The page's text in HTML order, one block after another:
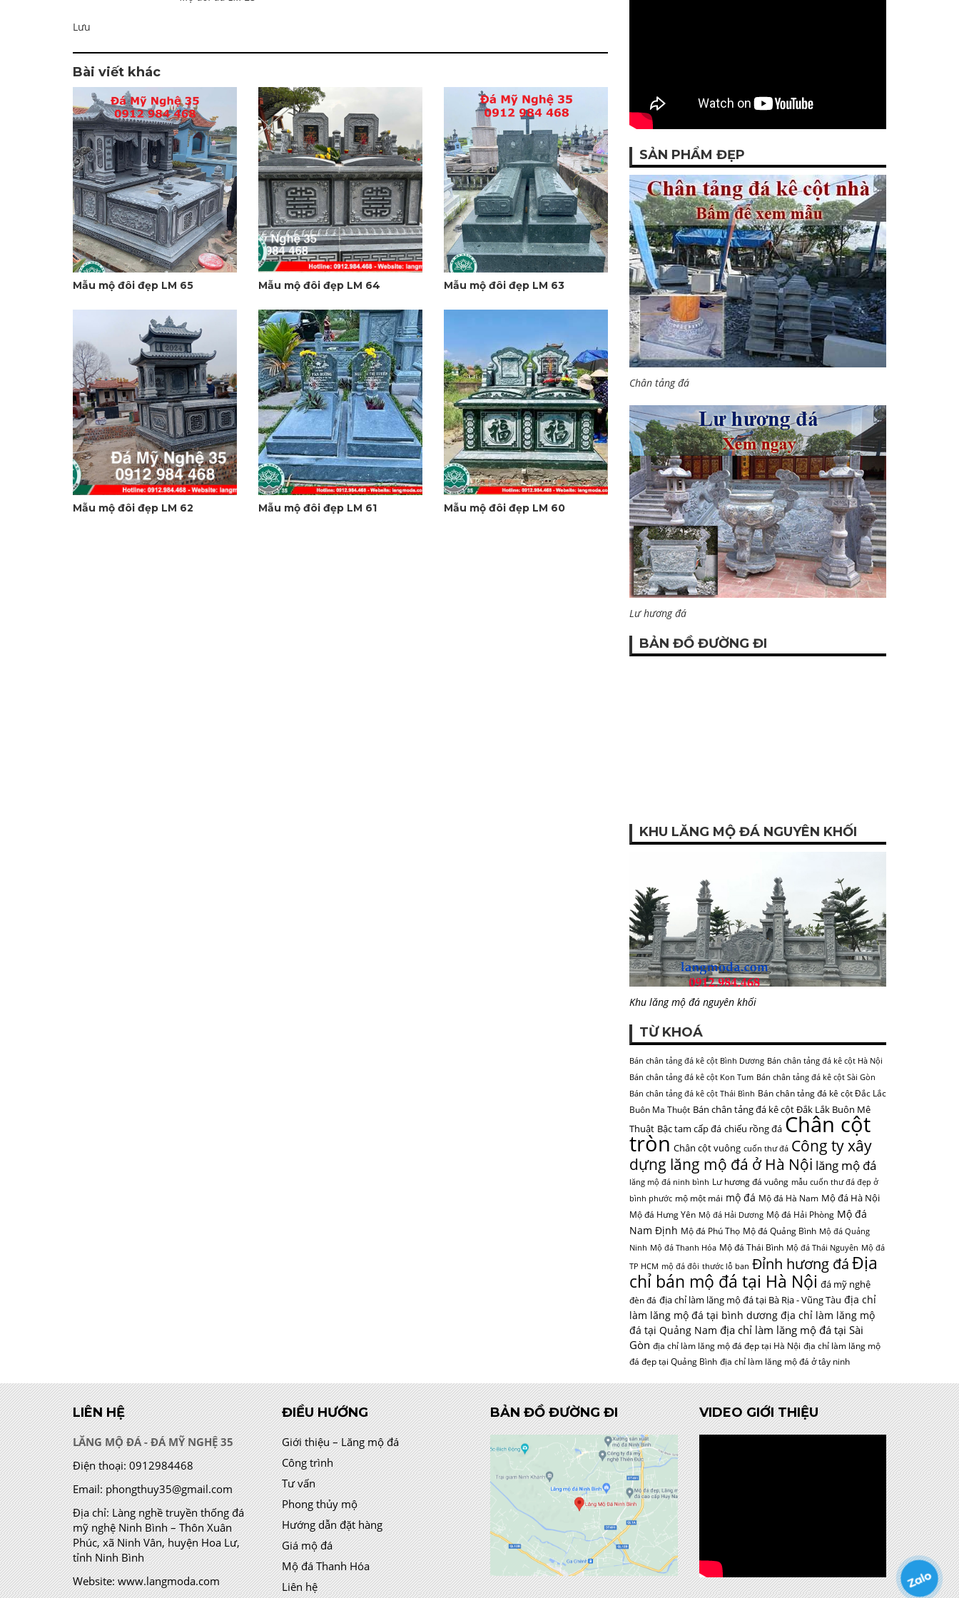
Lưu
Bài viết khác
Mẫu mộ đôi đẹp LM 65 Mẫu mộ đôi đẹp LM 64 Mẫu mộ đôi đẹp LM 63
Mẫu mộ đôi đẹp LM 62 Mẫu mộ đôi đẹp LM 61 Mẫu mộ đôi đẹp LM 60
SẢN PHẨM ĐẸP
Chân tảng đá
Lư hương đá
BẢN ĐỒ ĐƯỜNG ĐI
KHU LĂNG MỘ ĐÁ NGUYÊN KHỐI
Khu lăng mộ đá nguyên khối
TỪ KHOÁ
Bán chân tảng đá kê cột Bình Dương Bán chân tảng đá kê cột Hà Nội
Bán chân tảng đá kê cột Kon Tum Bán chân tảng đá kê cột Sài Gòn
Bán chân tảng đá kê cột Thái Bình Bán chân tảng đá kê cột Đắc Lắc
Buôn Ma Thuột Bán chân tảng đá kê cột Đắk Lắk Buôn Mê
Thuật Bậc tam cấp đá chiếu rồng đá Chân cột
tròn Chân cột vuông cuốn thư đá Công ty xây
dựng lăng mộ đá ở Hà Nội lăng mộ đá
lăng mộ đá ninh bình Lư hương đá vuông mẫu cuốn thư đá đẹp ở
bình phước mộ một mái mộ đá Mộ đá Hà Nam Mộ đá Hà Nội
Mộ đá Hưng Yên Mộ đá Hải Dương Mộ đá Hải Phòng Mộ đá
Nam Định Mộ đá Phú Thọ Mộ đá Quảng Bình Mộ đá Quảng
Ninh Mộ đá Thanh Hóa Mộ đá Thái Bình Mộ đá Thái Nguyên Mộ đá
TP HCM mộ đá đôi thước lỗ ban Đỉnh hương đáĐịa
chỉ bán mộ đá tại Hà Nội đá mỹ nghệ
đèn đá địa chỉ làm lăng mộ đá tại Bà Rịa - Vũng Tàu địa chỉ
làm lăng mộ đá tại bình dương địa chỉ làm lăng mộ
đá tại Quảng Nam địa chỉ làm lăng mộ đá tại Sài
Gòn địa chỉ làm lăng mộ đá đẹp tại Hà Nội địa chỉ làm lăng mộ
đá đẹp tại Quảng Bình địa chỉ làm lăng mộ đá ở tây ninh
LIÊN HỆ
LĂNG MỘ ĐÁ - ĐÁ MỸ NGHỆ 35
Điện thoại: 0912984468
Email: phongthuy35@gmail.com
Địa chỉ:Làng nghề truyền thống đá
mỹ nghệ Ninh Bình – Thôn Xuân
Phúc, xã Ninh Vân, huyện Hoa Lư,
tỉnh Ninh Bình
Website: www.langmoda.com
ĐIỀU HƯỚNG
Giới thiệu – Lăng mộ đá
Công trình
Tư vấn
Phong thủy mộ
Hướng dẫn đặt hàng
Giá mộ đá
Mộ đá Thanh Hóa
Liên hệ
BẢN ĐỒ ĐƯỜNG ĐI VIDEO GIỚI THIỆU